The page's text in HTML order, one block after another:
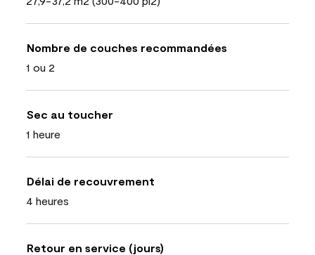
Nombre de couches recommandées
1 ou 2
Sec au toucher
1 heure
Délai de recouvrement
4 heures
Retour en service (jours)